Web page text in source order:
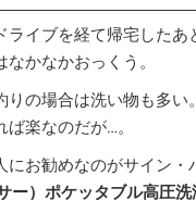
ライブを経て帰宅したあ
かなかおっくう。
りの場合は洗い物も多い
楽なのだが…。
にお勧めなのがサイン・
ー）ポケッタブル高圧洗